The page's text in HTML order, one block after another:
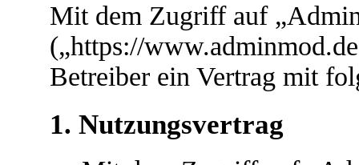
Mit dem Zugriff auf
(„https://
Betreiber ein Vertrag mit
1. Nutzungsvertrag